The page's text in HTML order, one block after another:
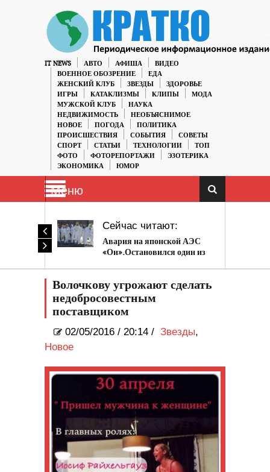
IT NEWS АВТО АФИША
ВИДЕО
ВОЕННОЕ ОБОЗРЕНИЕ
ЕДА
ЖЕНСКИЙ КЛУБ
ЗВЕЗДЫ
ЗДОРОВЬЕ
ИГРЫ
КАТАКЛИЗМЫ КЛИПЫ
МОДА
МУЖСКОЙ КЛУБ
НАУКА
НЕДВИЖИМОСТЬ
НЕОБЪЯСНИМОЕ
НОВОЕ
ПОГОДА
ПОЛИТИКА
ПРОИСШЕСТВИЯ
СОБЫТИЯ
СОВЕТЫ
СПОРТ
СТАТЬИ ТЕХНОЛОГИИ
ТОП
ФОТО
ФОТОРЕПОРТАЖИ
ЭЗОТЕРИКА
ЭКОНОМИКА
ЮМОР
Меню
Сейчас читают:
Авария на японской АЭС
«Ои».Остановился один из
Волочкову угрожают сделать
недобросовестным
поставщиком
02/05/2016 / 20:14 / Звезды,
Новое